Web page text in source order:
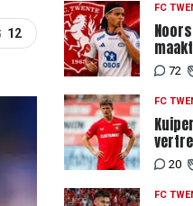
12
FC
72
FC
20
FC